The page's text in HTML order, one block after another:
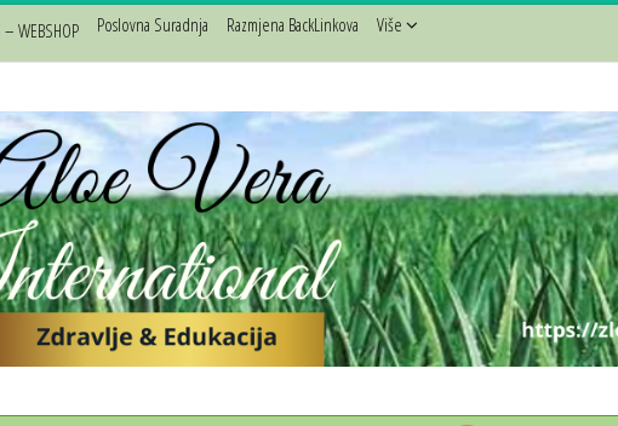
– WEBSHOP Poslovna Suradnja Razmjena BackLinkova Više